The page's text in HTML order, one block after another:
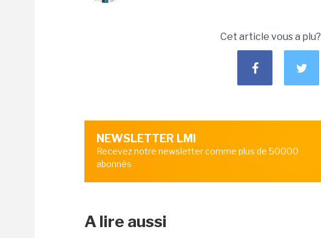
Cet article vous a plu?
NEWSLETTER LMI
Recevez notre newsletter comme plus de 50000
abonnés
A lire aussi